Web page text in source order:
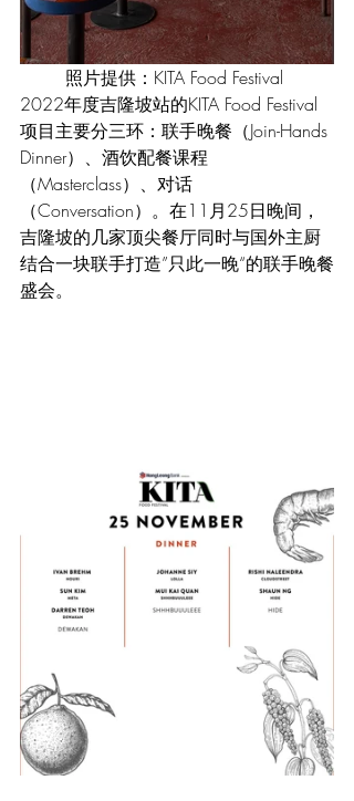
照片提供：KITA Food Festival
2022年度吉隆坡站的KITA Food Festival
项目主要分三环：联手晚餐（Join-Hands
Dinner）、酒饮配餐课程
（Masterclass）、对话
（Conversation）。在11月25日晚间，
吉隆坡的几家顶尖餐厅同时与国外主厨
结合一块联手打造”只此一晚“的联手晚餐
盛会。